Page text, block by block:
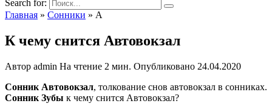
Search for:
Главная » Сонники » А
К чему снится Автовокзал
Автор admin На чтение 2 мин. Опубликовано 24.04.2020
Сонник Автовокзал, толкование снов автовокзал в сонниках.
Сонник Зубы к чему снится Автовокзал?